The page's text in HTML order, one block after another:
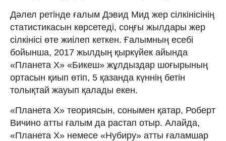
Дәлел ретінде ғалым Дэвид Мид жер сілкінісінің
статистикасын көрсетеді, соңғы жылдары жер
сілкінісі өте жиілеп кеткен. Ғалымның есебі
бойынша, 2017 жылдың қыркүйек айында
«Планета Х» «Бикеш» жұлдыздар шоғырының
ортасын қиып өтіп, 5 қазанда күннің бетін
толықтай жауып қалады екен.
«Планета Х» теориясын, сонымен қатар, Роберт
Вичино атты ғалым да растап отыр. Алайда,
«Планета Х» немесе «Нубиру» атты ғаламшар